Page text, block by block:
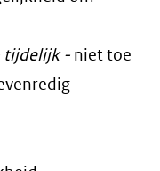
tijdelijk - niet toe